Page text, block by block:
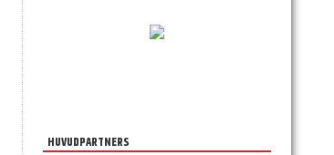
HUVUDPARTNERS